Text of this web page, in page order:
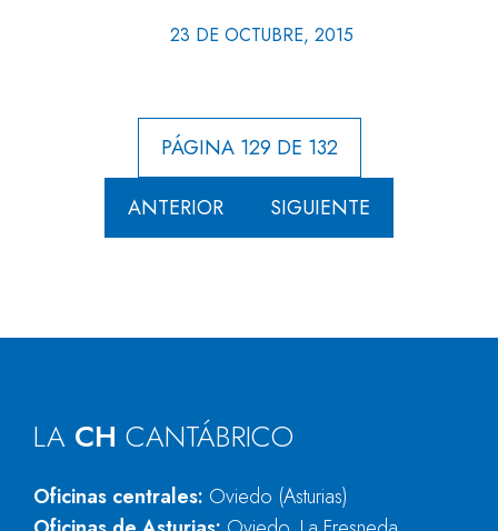
23 DE OCTUBRE, 2015
PÁGINA 129 DE 132
ANTERIOR SIGUIENTE
LA CH CANTÁBRICO
Oficinas centrales: Oviedo (Asturias)